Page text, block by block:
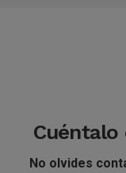
Cuéntalo
No olvides